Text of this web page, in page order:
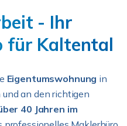
- Ihr
für Kaltental
Eigentumswohnung in
und an den richtigen
40 Jahren im